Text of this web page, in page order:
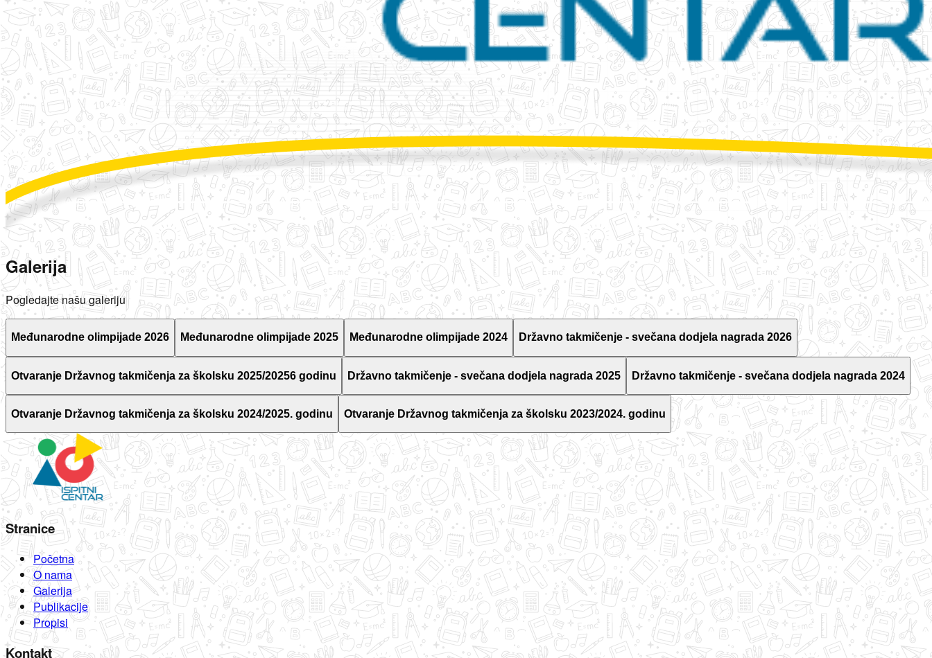
Galerija
Pogledajte našu galeriju
Međunarodne olimpijade 2026 Međunarodne olimpijade 2025 Međunarodne olimpijade 2024 Državno takmičenje - svečana dodjela nagrada 2026
Otvaranje Državnog takmičenja za školsku 2025/20256 godinu Državno takmičenje - svečana dodjela nagrada 2025 Državno takmičenje - svečana dodjela nagrada 2024
Otvaranje Državnog takmičenja za školsku 2024/2025. godinu Otvaranje Državnog takmičenja za školsku 2023/2024. godinu
Stranice
Početna
O nama
Galerija
Publikacije
Propisi
Kontakt